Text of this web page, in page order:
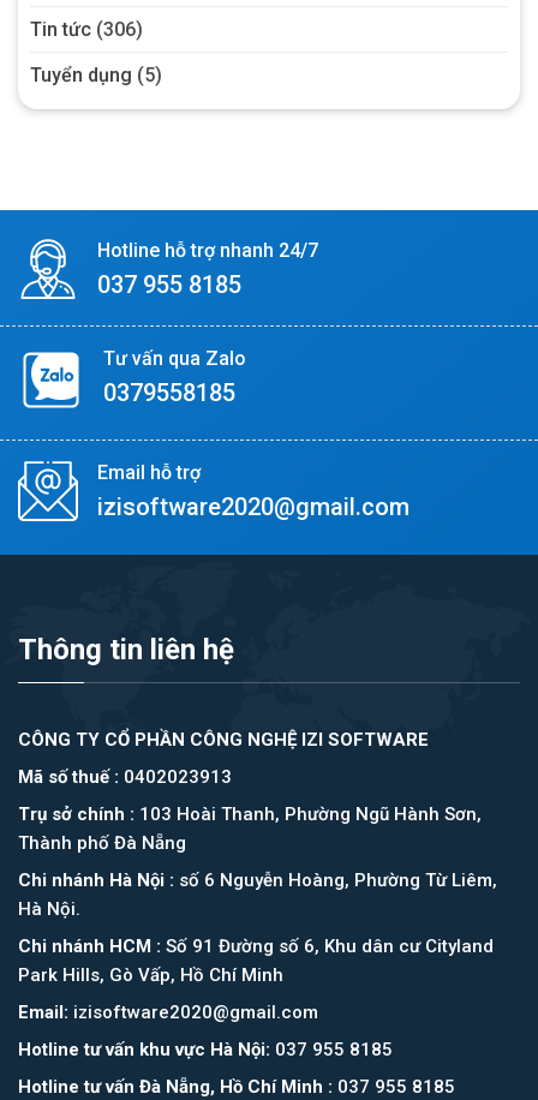
Tin tức (306)
Tuyển dụng (5)
Hotline hỗ trợ nhanh 24/7
037 955 8185
Tư vấn qua Zalo
0379558185
Email hỗ trợ
izisoftware2020@gmail.com
Thông tin liên hệ
CÔNG TY CỔ PHẦN CÔNG NGHỆ IZI SOFTWARE
Mã số thuế : 0402023913
Trụ sở chính : 103 Hoài Thanh, Phường Ngũ Hành Sơn,
Thành phố Đà Nẵng
Chi nhánh Hà Nội : số 6 Nguyễn Hoàng, Phường Từ Liêm,
Hà Nội.
Chi nhánh HCM : Số 91 Đường số 6, Khu dân cư Cityland
Park Hills, Gò Vấp, Hồ Chí Minh
Email: izisoftware2020@gmail.com
Hotline tư vấn khu vực Hà Nội: 037 955 8185
Hotline tư vấn Đà Nẵng, Hồ Chí Minh : 037 955 8185